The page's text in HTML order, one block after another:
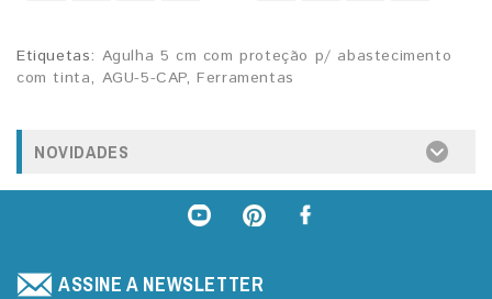
Etiquetas: Agulha 5 cm com proteção p/ abastecimento
com tinta, AGU-5-CAP,Ferramentas
NOVIDADES
ASSINE A NEWSLETTER